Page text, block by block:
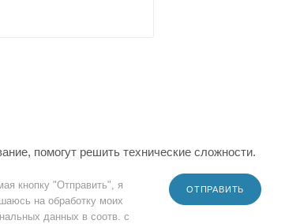
помогут решить технические сложности.
кнопку "Отправить", я
на обработку моих
данных в соотв. с
ОТПРАВИТЬ